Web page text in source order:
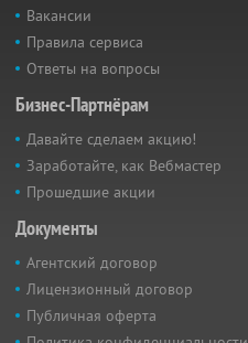
Вакансии
Правила сервиса
Ответы на вопросы
Бизнес-Партнёрам
Давайте сделаем акцию!
Заработайте, как Вебмастер
Прошедшие акции
Документы
Агентский договор
Лицензионный договор
Публичная оферта